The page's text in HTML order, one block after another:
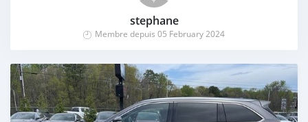
stephane
Membre depuis 05 February 2024